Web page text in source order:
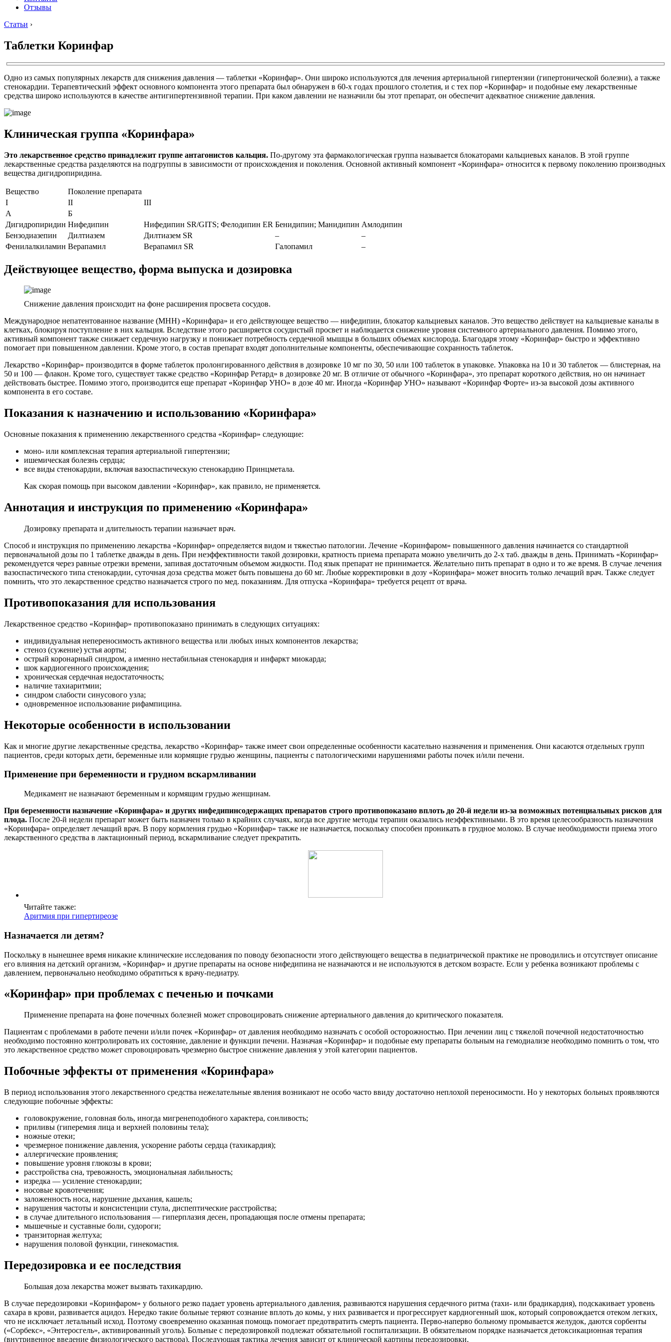
Отзывы
Статьи ›
Таблетки Коринфар
Одно из самых популярных лекарств для снижения давления — таблетки «Коринфар». Они широко используются для лечения артериальной гипертензии (гипертонической болезни), а также
стенокардии. Терапевтический эффект основного компонента этого препарата был обнаружен в 60-х годах прошлого столетия, и с тех пор «Коринфар» и подобные ему лекарственные
средства широко используются в качестве антигипертензивной терапии. При каком давлении не назначили бы этот препарат, он обеспечит адекватное снижение давления.
Клиническая группа «Коринфара»
Это лекарственное средство принадлежит группе антагонистов кальция. По-другому эта фармакологическая группа называется блокаторами кальциевых каналов. В этой группе
лекарственные средства разделяются на подгруппы в зависимости от происхождения и поколения. Основной активный компонент «Коринфара» относится к первому поколению производных
вещества дигидропиридина.
Вещество
Поколение препарата
I
II
III
А
Б
Дигидропиридин Нифедипин Нифедипин SR/GITS; Фелодипин ER Бенидипин; Манидипин Амлодипин
Бензодиазепин
Дилтиазем Дилтиазем SR –
–
Фенилалкиламин Верапамил Верапамил SR Галопамил –
Действующее вещество, форма выпуска и дозировка
Снижение давления происходит на фоне расширения просвета сосудов.
Международное непатентованное название (МНН) «Коринфара» и его действующее вещество — нифедипин, блокатор кальциевых каналов. Это вещество действует на кальциевые каналы в
клетках, блокируя поступление в них кальция. Вследствие этого расширяется сосудистый просвет и наблюдается снижение уровня системного артериального давления. Помимо этого,
активный компонент также снижает сердечную нагрузку и понижает потребность сердечной мышцы в больших объемах кислорода. Благодаря этому «Коринфар» быстро и эффективно
помогает при повышенном давлении. Кроме этого, в состав препарат входят дополнительные компоненты, обеспечивающие сохранность таблеток.
Лекарство «Коринфар» производится в форме таблеток пролонгированного действия в дозировке 10 мг по 30, 50 или 100 таблеток в упаковке. Упаковка на 10 и 30 таблеток — блистерная, на
50 и 100 — флакон. Кроме того, существует также средство «Коринфар Ретард» в дозировке 20 мг. В отличие от обычного «Коринфара», это препарат короткого действия, но он начинает
действовать быстрее. Помимо этого, производится еще препарат «Коринфар УНО» в дозе 40 мг. Иногда «Коринфар УНО» называют «Коринфар Форте» из-за высокой дозы активного
компонента в его составе.
Показания к назначению и использованию «Коринфара»
Основные показания к применению лекарственного средства «Коринфар» следующие:
моно- или комплексная терапия артериальной гипертензии;
ишемическая болезнь сердца;
все виды стенокардии, включая вазоспастическую стенокардию Принцметала.
Как скорая помощь при высоком давлении «Коринфар», как правило, не применяется.
Аннотация и инструкция по применению «Коринфара»
Дозировку препарата и длительность терапии назначает врач.
Способ и инструкция по применению лекарства «Коринфар» определяется видом и тяжестью патологии. Лечение «Коринфаром» повышенного давления начинается со стандартной
первоначальной дозы по 1 таблетке дважды в день. При неэффективности такой дозировки, кратность приема препарата можно увеличить до 2-х таб. дважды в день. Принимать «Коринфар»
рекомендуется через равные отрезки времени, запивая достаточным объемом жидкости. Под язык препарат не принимается. Желательно пить препарат в одно и то же время. В случае лечения
вазоспастического типа стенокардии, суточная доза средства может быть повышена до 60 мг. Любые корректировки в дозу «Коринфара» может вносить только лечащий врач. Также следует
помнить, что это лекарственное средство назначается строго по мед. показаниям. Для отпуска «Коринфара» требуется рецепт от врача.
Противопоказания для использования
Лекарственное средство «Коринфар» противопоказано принимать в следующих ситуациях:
индивидуальная непереносимость активного вещества или любых иных компонентов лекарства;
стеноз (сужение) устья аорты;
острый коронарный синдром, а именно нестабильная стенокардия и инфаркт миокарда;
шок кардиогенного происхождения;
хроническая сердечная недостаточность;
наличие тахиаритмии;
синдром слабости синусового узла;
одновременное использование рифампицина.
Некоторые особенности в использовании
Как и многие другие лекарственные средства, лекарство «Коринфар» также имеет свои определенные особенности касательно назначения и применения. Они касаются отдельных групп
пациентов, среди которых дети, беременные или кормящие грудью женщины, пациенты с патологическими нарушениями работы почек и/или печени.
Применение при беременности и грудном вскармливании
Медикамент не назначают беременным и кормящим грудью женщинам.
При беременности назначение «Коринфара» и других нифедипинсодержащих препаратов строго противопоказано вплоть до 20-й недели из-за возможных потенциальных рисков для
плода. После 20-й недели препарат может быть назначен только в крайних случаях, когда все другие методы терапии оказались неэффективными. В это время целесообразность назначения
«Коринфара» определяет лечащий врач. В пору кормления грудью «Коринфар» также не назначается, поскольку способен проникать в грудное молоко. В случае необходимости приема этого
лекарственного средства в лактационный период, вскармливание следует прекратить.
Читайте также:
Аритмия при гипертиреозе
Назначается ли детям?
Поскольку в нынешнее время никакие клинические исследования по поводу безопасности этого действующего вещества в педиатрической практике не проводились и отсутствует описание
его влияния на детский организм, «Коринфар» и другие препараты на основе нифедипина не назначаются и не используются в детском возрасте. Если у ребенка возникают проблемы с
давлением, первоначально необходимо обратиться к врачу-педиатру.
«Коринфар» при проблемах с печенью и почками
Применение препарата на фоне почечных болезней может спровоцировать снижение артериального давления до критического показателя.
Пациентам с проблемами в работе печени и/или почек «Коринфар» от давления необходимо назначать с особой осторожностью. При лечении лиц с тяжелой почечной недостаточностью
необходимо постоянно контролировать их состояние, давление и функции печени. Назначая «Коринфар» и подобные ему препараты больным на гемодиализе необходимо помнить о том, что
это лекарственное средство может спровоцировать чрезмерно быстрое снижение давления у этой категории пациентов.
Побочные эффекты от применения «Коринфара»
В период использования этого лекарственного средства нежелательные явления возникают не особо часто ввиду достаточно неплохой переносимости. Но у некоторых больных проявляются
следующие побочные эффекты:
головокружение, головная боль, иногда мигренеподобного характера, сонливость;
приливы (гиперемия лица и верхней половины тела);
ножные отеки;
чрезмерное понижение давления, ускорение работы сердца (тахикардия);
аллергические проявления;
повышение уровня глюкозы в крови;
расстройства сна, тревожность, эмоциональная лабильность;
изредка — усиление стенокардии;
носовые кровотечения;
заложенность носа, нарушение дыхания, кашель;
нарушения частоты и консистенции стула, диспептические расстройства;
в случае длительного использования — гиперплазия десен, пропадающая после отмены препарата;
мышечные и суставные боли, судороги;
транзиторная желтуха;
нарушения половой функции, гинекомастия.
Передозировка и ее последствия
Большая доза лекарства может вызвать тахикардию.
В случае передозировки «Коринфаром» у больного резко падает уровень артериального давления, развиваются нарушения сердечного ритма (тахи- или брадикардия), подскакивает уровень
сахара в крови, развивается ацидоз. Нередко такие больные теряют сознание вплоть до комы, у них развивается и прогрессирует кардиогенный шок, который сопровождается отеком легких,
что не исключает летальный исход. Поэтому своевременно оказанная помощь помогает предотвратить смерть пациента. Перво-наперво больному промывается желудок, даются сорбенты
(«Сорбекс», «Энтеросгель», активированный уголь). Больные с передозировкой подлежат обязательной госпитализации. В обязательном порядке назначается детоксикационная терапия
(внутривенное введение физиологического раствора). Последующая тактика лечения зависит от клинической картины передозировки.